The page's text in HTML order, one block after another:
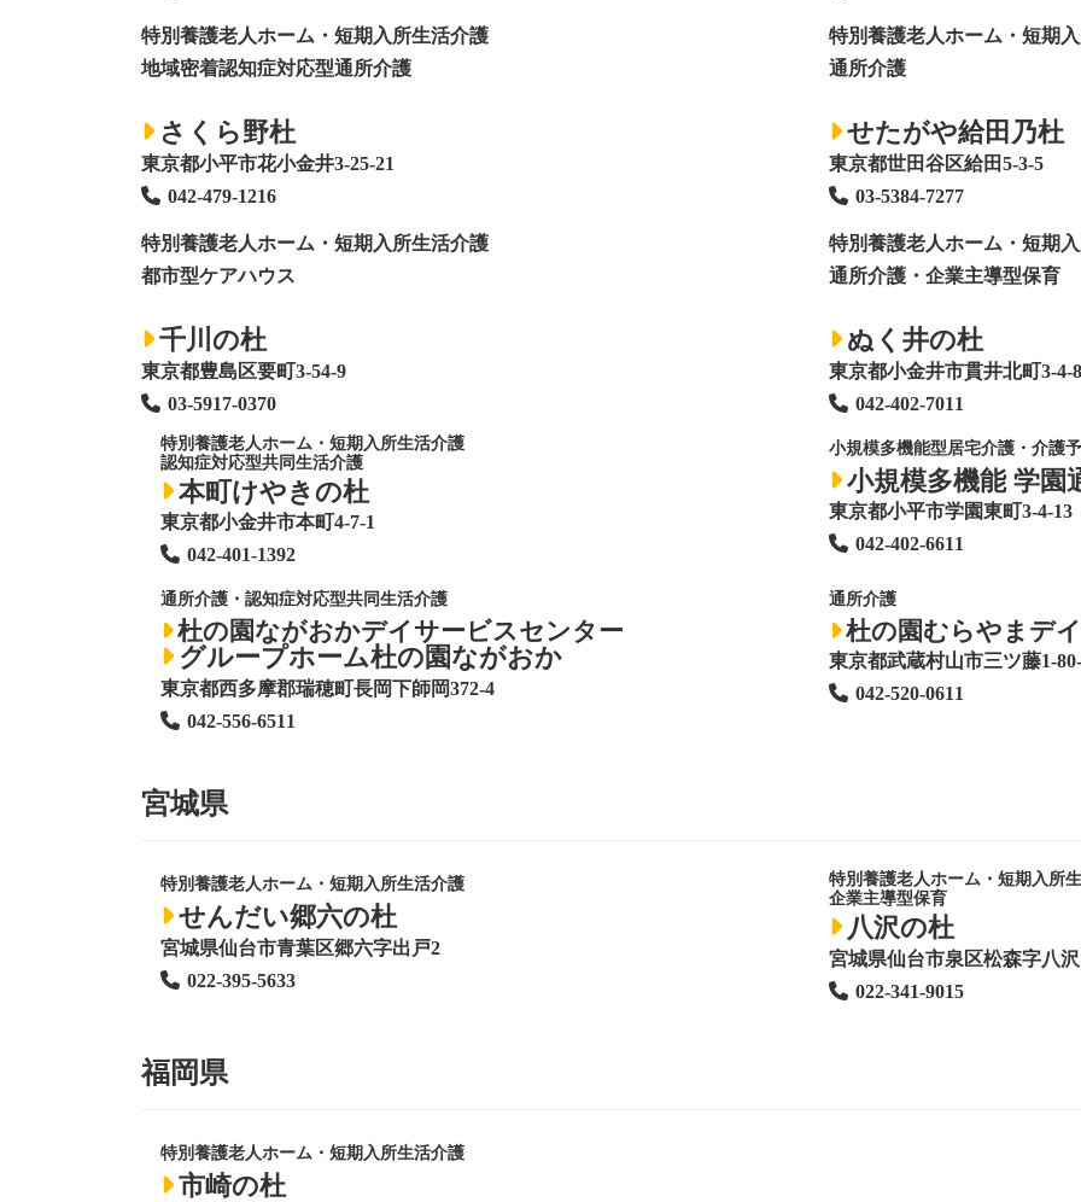
特別養護老人ホーム ・短期入所生活介護
地域密着認知症対応型通所介護
さくら野杜
東京都小平市花小金井3-25-21
042-479-1216
特別養護老人ホーム ・短期
通所介護
せたがや給田乃杜
東京都世田谷区給田5-3-5
03-5384-7277
特別養護老人ホーム ・短期入所生活介護
都市型ケアハウス
千川の杜
東京都豊島区要町3-54-9
03-5917-0370
特別養護老人ホーム ・短期
通所介護・企業主導型保育
ぬく井の杜
東京都小金井市貫井北町3-4-8
042-402-7011
特別養護老人ホーム ・短期入所生活介護
認知症対応型共同生活介護
本町けやきの杜
東京都小金井市本町4-7-1
042-401-1392
小規模多機能型居宅介護・介護
小規模多機能 学園
東京都小平市学園東町3-4-13
042-402-6611
通所介護・認知症対応型共同生活介護
杜の園ながおかデイサービスセンター
グループホーム杜の園ながおか
東京都西多摩郡瑞穂町長岡下師岡372-4
042-556-6511
通所介護
杜の園むらやまデ
東京都武蔵村山市三ツ藤1-
042-520-0611
宮城県
特別養護老人ホーム ・短期入所生活介護
せんだい郷六の杜
宮城県仙台市青葉区郷六字出戸2
022-395-5633
特別養護老人ホーム ・短期入所
企業主導型保育
八沢の杜
宮城県仙台市泉区松森字八沢
022-341-9015
福岡県
特別養護老人ホーム ・短期入所生活介護
市崎の杜